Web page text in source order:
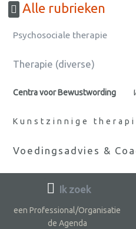
Alle rubrieken
Psychosociale therapie
Therapie (diverse)
Centra voor Bewustwording
Kunstzinnige
Voedingsadvies &
Ik zoek
een Professional/Organisatie
de Agenda